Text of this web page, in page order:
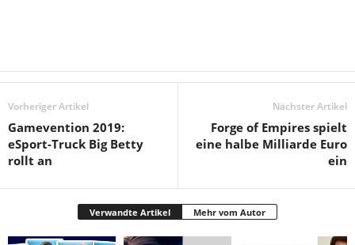
Vorheriger Artikel
Gamevention 2019:
eSport-Truck Big Betty
rollt an
Nächster Artikel
Forge of Empires spielt
eine halbe Milliarde Euro
ein
Verwandte Artikel Mehr vom Autor